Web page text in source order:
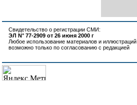
Свидетельство о регистрации СМИ:
ЭЛ N° 77-2909 от 26 июня 2000 г
Любое использование материалов и иллюстраций
возможно только по согласованию с редакцией